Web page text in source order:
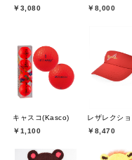
￥3,080
￥8,000
キャスコ(Kasco)
￥1,100
￥8,470